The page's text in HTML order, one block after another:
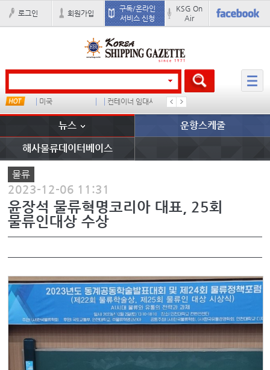
로그인 회원가입
구독/온라인
서비스 신청
KSG On
Air
미국 컨테이너 임대사 배
뉴스 운항스케줄
해사물류데이터베이스
물류
2023-12-06 11:31
윤장석 물류혁명코리아 대표, 25회
물류인대상 수상